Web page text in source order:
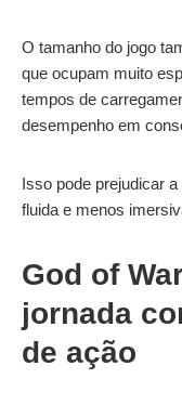
O tamanho do jogo
que ocupam muito
tempos de
desempenho em
Isso pode prejudicar
fluida e menos
God of
jornada
de ação